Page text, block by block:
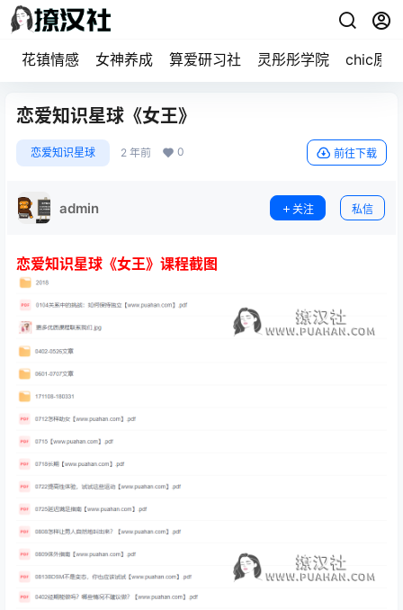
花镇情感 女神养成 算爱研习社 灵彤彤学院 chic原醉
恋爱知识星球《女王》
恋爱知识星球 2 年前 0 前往下载
admin 关注 私信
恋爱知识星球《女王》课程截图